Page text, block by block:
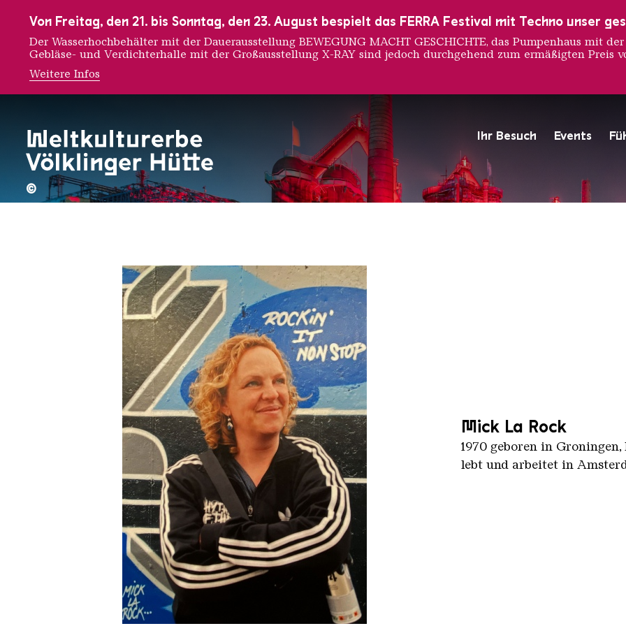
Ihr Besuch Events
Mick La RockHochofengruppe in Rot
Copyright: Weltkulturerbe
©
Mick la Rock
Mick La Rock
1970 geboren in Groningen,
lebt und arbeitet in
Von Freitag, den 21. bis Sonntag, den 23. August bespielt das FERRA Festival mit Techno unser
Der Wasserhochbehälter mit der Dauerausstellung BEWEGUNG MACHT GESCHICHTE, das Pumpenhaus mit
Gebläse- und Verdichterhalle mit der Großausstellung X-RAY sind jedoch durchgehend zum ermäßigten Preis
Weitere Infos